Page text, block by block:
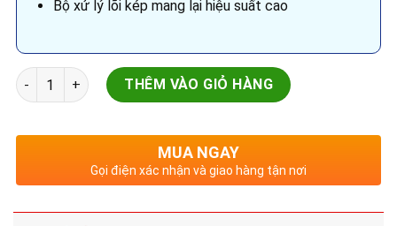
Bộ xử lý lõi kép mang lại hiệu suất cao
Thiết bị lưu trữ NAS QNAP TS-231P3-4G 2-bay số lượng
THÊM VÀO GIỎ HÀNG
MUA NGAY
Gọi điện xác nhận và giao hàng tận nơi